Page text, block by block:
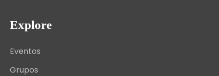
Explore
Eventos
Grupos